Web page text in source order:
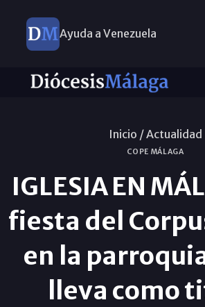
Ayuda a Venezuela
Inicio /Actualidad
COPE MÁLAGA
IGLESIA EN
fiesta del
en la
lleva como